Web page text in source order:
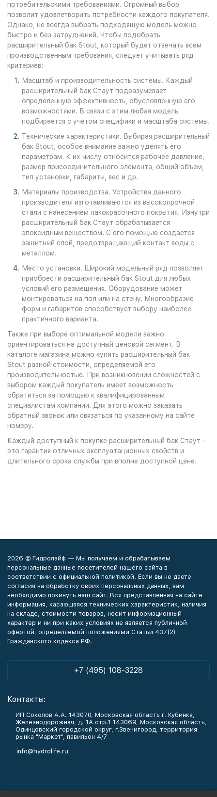
потребительскими требованиями. Огромный выбор
позволит удовлетворить потребности каждого покупателя.
Однако, не всегда выбрать подходящую модель можно
быстро и без затруднений. Чтобы подобрать
расширительный бак Stout, который будет отвечать всем
производственным требования, следует учитывать ряд
критериев:
Масштаб и производительность системы. Каждый
расширительный бак Стаут подразумевает
определенную эффективность, обусловленную его
возможностями. В связи с этим любая модель
подбирается с учетом специфики и масштаба системы.
Технические характеристики. Выбирая расширительный
бак Stout, особое внимание важно уделять его
параметрам. К их числу относится рабочее давление,
размер присоединительного элемента, общий объем,
тип установки, габариты, вес и др.
Материалы производства. Устройства данного
производителя изготавливаются из высокопрочной
стали с нанесением лакокрасочного покрытия. Изнутри
расширительный бак Стаут обрабатывается
эпоксидным веществом. С его помощью создается
защитный слой, предотвращающий контакт воды с
металлом.
Место установки. Широкий модельный ряд позволяет
приобрести расширительный бак Stout для любых
условий его размещения. Оборудование может
монтироваться на пол или на стену. Многообразие
форм и габаритов способствует выбору наиболее
практичного варианта.
Также при выборе оптимальной модели важно
ориентироваться на доступный ценовой сегмент. В
каталоге магазина можно купить расширительный бак
Stout разной стоимости, определяемой его
производительностью. При возникновении сложностей с
выбором каждый покупатель имеет возможность
обратиться за помощью к квалифицированным
специалистам компании. Для этого можно заказать
обратный звонок или связаться по указанному на сайте
номеру.
Каждый доступный к покупке расширительный бак Стаут –
это гарантия отличных эксплуатационных свойств и
длительного срока службы при вполне доступной цене.
2026 © Гидролайф — Мы получаем и обрабатываем
персональные данные посетителей нашего сайта в
соответствии с официальной политикой. Если вы не даете
согласия на обработку своих персональных данных, вам
необходимо покинуть наш сайт. Вся представленная на сайте
информация, касающаяся технических характеристик, наличия
на складе, стоимости товаров, носит информационный
характер и ни при каких условиях не является публичной
офертой, определяемой положениями Статьи 437(2)
Гражданского кодекса РФ.
+7 (495) 108-3228
Контакты:
ИП Соколов А.А. 143070, Московская область г. Кубинка,
Железнодорожная, д. 1А стр.1 143069, Московская область,
Одинцовский городской округ, г.Звенигород, территория
рынка "Маркет", павильон 4/7
info@hydrolife.ru